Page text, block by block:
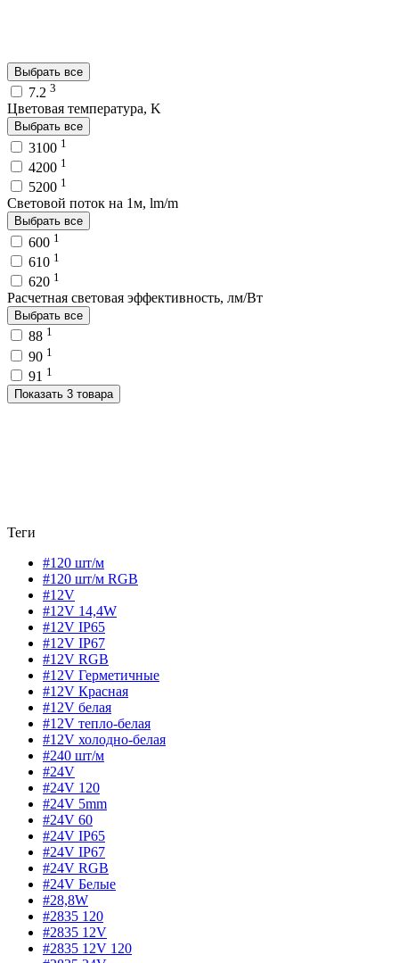
Выбрать все
7.2 3
Цветовая температура, K
Выбрать все
3100 1
4200 1
5200 1
Световой поток на 1м, lm/m
Выбрать все
600 1
610 1
620 1
Расчетная световая эффективность, лм/Вт
Выбрать все
88 1
90 1
91 1
Показать 3 товара
Теги
#120 шт/м
#120 шт/м RGB
#12V
#12V 14,4W
#12V IP65
#12V IP67
#12V RGB
#12V Герметичные
#12V Красная
#12V белая
#12V тепло-белая
#12V холодно-белая
#240 шт/м
#24V
#24V 120
#24V 5mm
#24V 60
#24V IP65
#24V IP67
#24V RGB
#24V Белые
#28,8W
#2835 120
#2835 12V
#2835 12V 120